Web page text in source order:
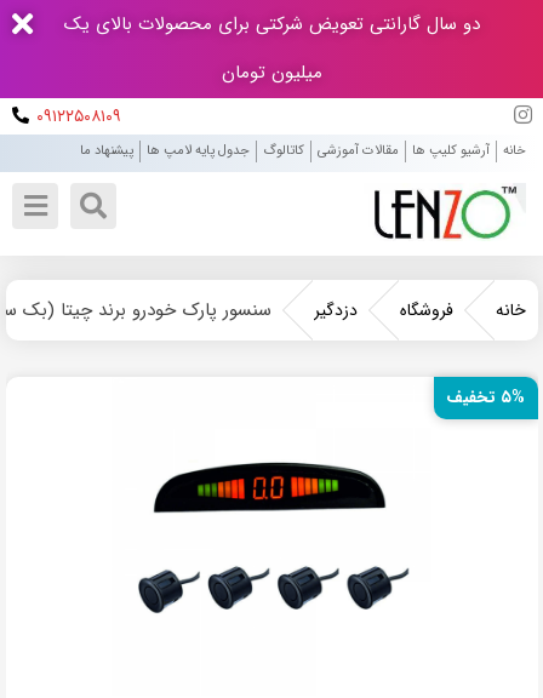
دو سال گارانتی تعویض شرکتی برای محصولات بالای یک
میلیون تومان
۰۹۱۲۲۵۰۸۱۰۹
خانه آرشیو کلیپ ها مقالات آموزشی کاتالوگ جدول پایه لامپ ها پیشنهاد ما
خانه فروشگاه دزدگیر سنسور پارک خودرو برند چیتا (بک
۵% تخفیف